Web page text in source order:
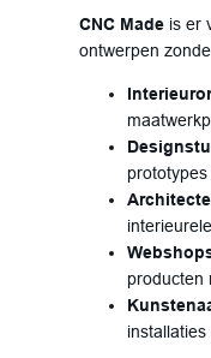
CNC Made is er
ontwerpen
producten